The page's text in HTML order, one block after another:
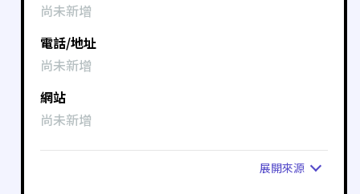
尚未新增
電話/地址
尚未新增
網站
尚未新增
展開來源